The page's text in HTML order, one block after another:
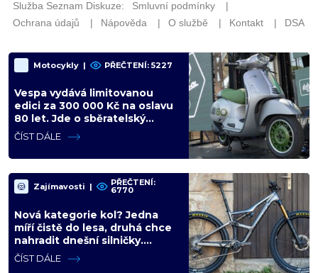
Motocykly | PŘEČTENÍ: 5227
Vespa vydává limitovanou
edici za 300 000 Kč na oslavu
80 let. Jde o sběratelský
kalkul místo jízdního upgradu
ČÍST DÁLE
Zajímavosti | PŘEČTENÍ:
6770
Nová kategorie kol? Jedna
míří čistě do lesa, druhá chce
nahradit dnešní silničky.
Cyklisté mají rozporuplné
názory
ČÍST DÁLE